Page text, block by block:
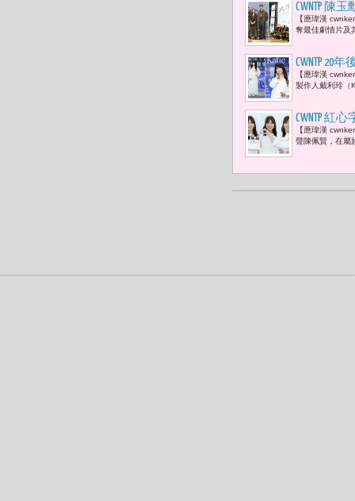
CWNTP 陳
驊、劉冠
【應瑋漢
奪最佳劇情片及
CWNTP
的全新單曲
【應瑋漢
製作人戴利玲（
CWNTP 紅
一種名為
【應瑋漢
聲陳佩賢，在屬